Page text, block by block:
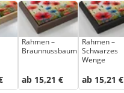
Rahmen –
Braunnussbaum
ab 15,21 €
Rahmen –
Schwarzes
Wenge
ab 15,21 €